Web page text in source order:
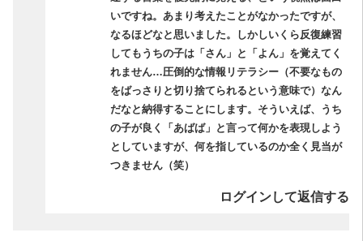
いですね。あまり考えたことがなかったですが、
なるほどなと思いました。しかしいくら反復練習
してもうちの子は「さん」と「よん」を覚えてく
れません…圧倒的な情報リテラシー（不要なもの
をばっさりと切り捨てられるという意味で）なん
だなと納得することにします。そういえば、うち
の子が良く「あばば」と言って何かを表現しよう
としていますが、何を指しているのか全く見当が
つきません（笑）
ログインして返信する